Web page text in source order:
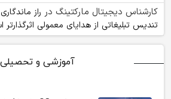
کارشناس دیجیتال مارکتینگ در راز
تندیس تبلیغاتی از هدایای معمولی اثرگذارتر
آموزشی و تحصیلی